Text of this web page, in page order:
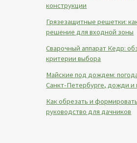
конструкции
Грязезащитные решетки:
решение для входной зоны
Сварочный аппарат Кедр:
критерии выбора
Майские под дождем:
Санкт-Петербурге, дожди и
Как обрезать и
руководство для дачников